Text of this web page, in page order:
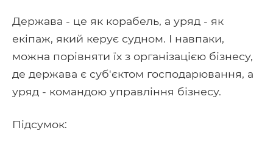
Держава - це як корабель, а уряд - як
екіпаж, який керує судном. І навпаки,
можна порівняти їх з організацією бізнесу,
де держава є суб'єктом господарювання, а
уряд - командою управління бізнесу.
Підсумок: